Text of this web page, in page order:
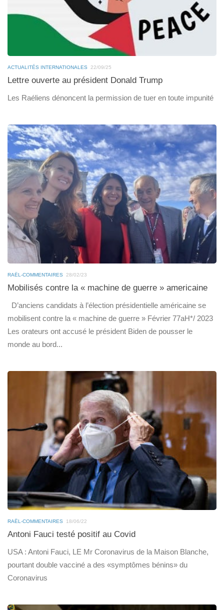
ACTUALITÉS INTERNATIONALES 22/09/25
Lettre ouverte au président Donald Trump
Les Raéliens dénoncent la permission de tuer en toute impunité
RAËL-COMMENTAIRES 28/02/23
Mobilisés contre la « machine de guerre » americaine
D’anciens candidats à l’élection présidentielle américaine se
mobilisent contre la « machine de guerre » Février 77aH*/ 2023
Les orateurs ont accusé le président Biden de pousser le
monde au bord...
RAËL-COMMENTAIRES 18/06/22
Antoni Fauci testé positif au Covid
USA : Antoni Fauci, LE Mr Coronavirus de la Maison Blanche,
pourtant double vacciné a des «symptômes bénins» du
Coronavirus